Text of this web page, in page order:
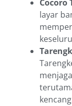
Cocoro
layar